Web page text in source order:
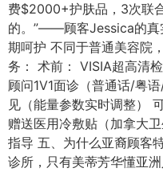
费$2000+护肤品，3次联
的。”——顾客Jessica的真
期呵护 不同于普通美容院
务： 术前： VISIA超高清
顾问1V1面诊（普通话/粤
见（能量参数实时调整）
赠送医用冷敷贴（加拿大
指导 五、为什么亚裔顾客
诊所，只有美蒂芳华懂亚洲